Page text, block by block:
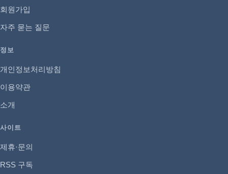
회원가입
자주 묻는 질문
정보
개인정보처리방침
이용약관
소개
사이트
제휴·문의
RSS 구독